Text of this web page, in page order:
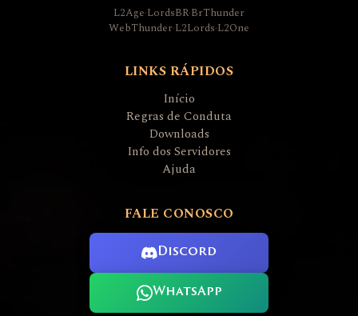
L2Age·LordsBR·BrThunder
WebThunder·L2Lords·L2One
LINKS RÁPIDOS
Início
Regras de Conduta
Downloads
Info dos Servidores
Ajuda
FALE CONOSCO
Discord
WhatsApp